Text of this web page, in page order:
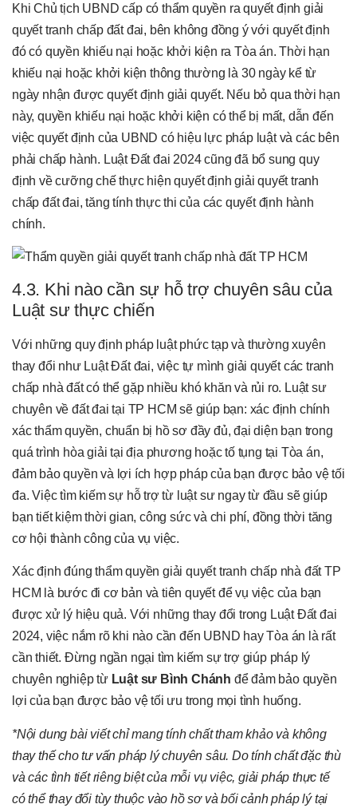
Khi Chủ tịch UBND cấp có thẩm quyền ra quyết định giải
quyết tranh chấp đất đai, bên không đồng ý với quyết định
đó có quyền khiếu nại hoặc khởi kiện ra Tòa án. Thời hạn
khiếu nại hoặc khởi kiện thông thường là 30 ngày kể từ
ngày nhận được quyết định giải quyết. Nếu bỏ qua thời hạn
này, quyền khiếu nại hoặc khởi kiện có thể bị mất, dẫn đến
việc quyết định của UBND có hiệu lực pháp luật và các bên
phải chấp hành. Luật Đất đai 2024 cũng đã bổ sung quy
định về cưỡng chế thực hiện quyết định giải quyết tranh
chấp đất đai, tăng tính thực thi của các quyết định hành
chính.
4.3. Khi nào cần sự hỗ trợ chuyên sâu của
Luật sư thực chiến
Với những quy định pháp luật phức tạp và thường xuyên
thay đổi như Luật Đất đai, việc tự mình giải quyết các tranh
chấp nhà đất có thể gặp nhiều khó khăn và rủi ro. Luật sư
chuyên về đất đai tại TP HCM sẽ giúp bạn: xác định chính
xác thẩm quyền, chuẩn bị hồ sơ đầy đủ, đại diện bạn trong
quá trình hòa giải tại địa phương hoặc tố tụng tại Tòa án,
đảm bảo quyền và lợi ích hợp pháp của bạn được bảo vệ tối
đa. Việc tìm kiếm sự hỗ trợ từ luật sư ngay từ đầu sẽ giúp
bạn tiết kiệm thời gian, công sức và chi phí, đồng thời tăng
cơ hội thành công của vụ việc.
Xác định đúng thẩm quyền giải quyết tranh chấp nhà đất TP
HCM là bước đi cơ bản và tiên quyết để vụ việc của bạn
được xử lý hiệu quả. Với những thay đổi trong Luật Đất đai
2024, việc nắm rõ khi nào cần đến UBND hay Tòa án là rất
cần thiết. Đừng ngần ngại tìm kiếm sự trợ giúp pháp lý
chuyên nghiệp từ Luật sư Bình Chánh để đảm bảo quyền
lợi của bạn được bảo vệ tối ưu trong mọi tình huống.
*Nội dung bài viết chỉ mang tính chất tham khảo và không
thay thế cho tư vấn pháp lý chuyên sâu. Do tính chất đặc thù
và các tình tiết riêng biệt của mỗi vụ việc, giải pháp thực tế
có thể thay đổi tùy thuộc vào hồ sơ và bối cảnh pháp lý tại